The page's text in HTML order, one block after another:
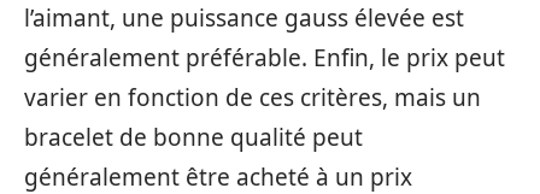
l’aimant, une puissance gauss élevée est
généralement préférable. Enfin, le prix peut
varier en fonction de ces critères, mais un
bracelet de bonne qualité peut
généralement être acheté à un prix